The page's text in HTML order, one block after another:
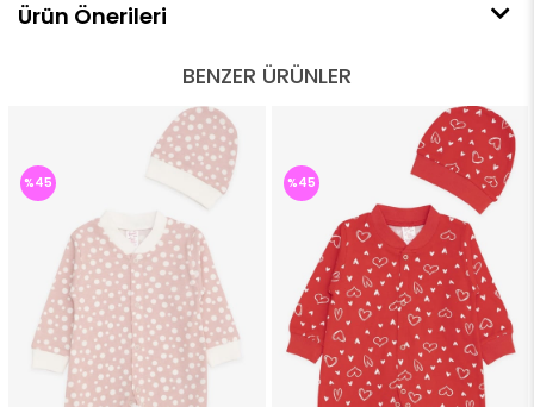
Ürün Önerileri
BENZER ÜRÜNLER
%45 %45